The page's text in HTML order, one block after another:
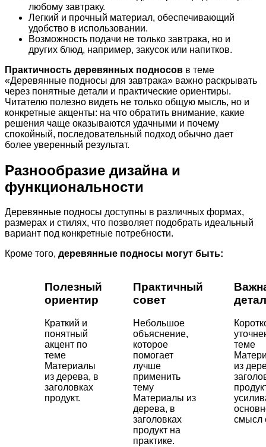
любому завтраку.
Легкий и прочный материал, обеспечивающий
удобство в использовании.
Возможность подачи не только завтрака, но и
других блюд, например, закусок или напитков.
Практичность деревянных подносов в теме
«Деревянные подносы для завтрака» важно раскрывать
через понятные детали и практические ориентиры.
Читателю полезно видеть не только общую мысль, но и
конкретные акценты: на что обратить внимание, какие
решения чаще оказываются удачными и почему
спокойный, последовательный подход обычно дает
более уверенный результат.
Разнообразие дизайна и
функциональности
Деревянные подносы доступны в различных формах,
размерах и стилях, что позволяет подобрать идеальный
вариант под конкретные потребности.
Кроме того, деревянные подносы могут быть:
Полезный
ориентир
Краткий и
понятный
акцент по
теме
Материалы
из дерева, в
заголовках
продукт.
Практичный
совет
Небольшое
объяснение,
которое
помогает
лучше
применить
тему
Материалы из
дерева, в
заголовках
продукт на
практике.
теме
из
смысл